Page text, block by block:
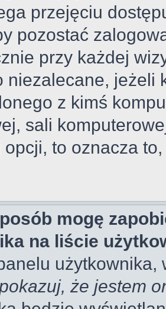
przejęciu
pozostać
przy każdej
niezalecane, jeżeli
z kimś
sali
to oznacza
mogę
na liście
użytkownika,
że jestem